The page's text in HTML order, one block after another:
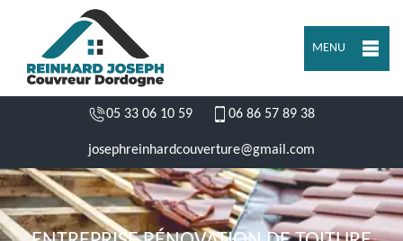
MENU
05 33 06 10 59 06 86 57 89 38
josephreinhardcouverture@gmail.com